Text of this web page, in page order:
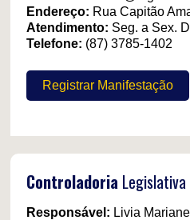
Endereço: Rua Capitão
Atendimento: Seg. a Sex.
Telefone: (87) 3785-1402
Registrar Manifestação
Controladoria Legislativa
Responsável: Livia